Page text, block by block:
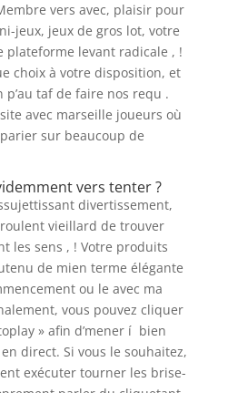
vers avec, plaisir pour
jeux, jeux de gros lot, votre
plateforme levant radicale , !
choix à votre disposition, et
p’au taf de faire nos requ .
avec marseille joueurs où
sur beaucoup de
vers tenter ?
divertissement,
vieillard de trouver
les sens , ! Votre produits
de mien terme élégante
ou le avec ma
vous pouvez cliquer
» afin d’mener í bien
direct. Si vous le souhaitez,
exécuter tourner les brise-